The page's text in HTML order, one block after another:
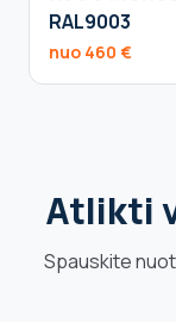
RAL9003
nuo 460 €
Atlikti
Spauskite